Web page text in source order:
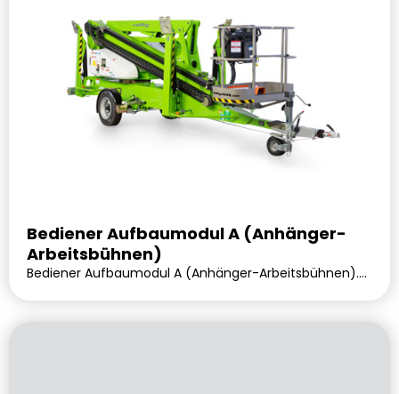
Bediener Aufbaumodul A (Anhänger-
Arbeitsbühnen)
Bediener Aufbaumodul A (Anhänger-Arbeitsbühnen).